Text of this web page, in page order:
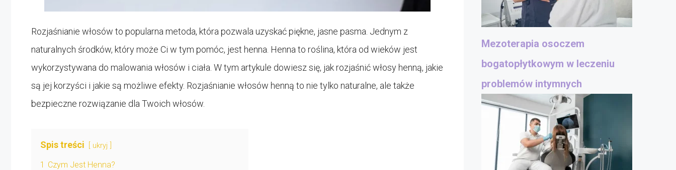
Rozjaśnianie włosów to popularna metoda, która pozwala uzyskać piękne, jasne pasma. Jednym z
naturalnych środków, który może Ci w tym pomóc, jest henna. Henna to roślina, która od wieków jest
wykorzystywana do malowania włosów i ciała. W tym artykule dowiesz się, jak rozjaśnić włosy henną, jakie
są jej korzyści i jakie są możliwe efekty. Rozjaśnianie włosów henną to nie tylko naturalne, ale także
bezpieczne rozwiązanie dla Twoich włosów.
Spis treści ukryj
1 Czym Jest Henna?
Mezoterapia osoczem
bogatopłytkowym w leczeniu
problemów intymnych